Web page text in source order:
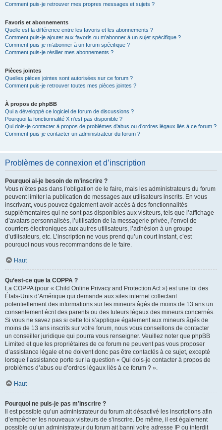
Comment puis-je retrouver mes propres messages et sujets ?
Favoris et abonnements
Quelle est la différence entre les favoris et les abonnements ?
Comment puis-je ajouter aux favoris ou m’abonner à un sujet spécifique ?
Comment puis-je m’abonner à un forum spécifique ?
Comment puis-je résilier mes abonnements ?
Pièces jointes
Quelles pièces jointes sont autorisées sur ce forum ?
Comment puis-je retrouver toutes mes pièces jointes ?
À propos de phpBB
Qui a développé ce logiciel de forum de discussions ?
Pourquoi la fonctionnalité X n’est pas disponible ?
Qui dois-je contacter à propos de problèmes d’abus ou d’ordres légaux liés à ce forum ?
Comment puis-je contacter un administrateur du forum ?
Problèmes de connexion et d’inscription
Pourquoi ai-je besoin de m’inscrire ?
Vous n’êtes pas dans l’obligation de le faire, mais les administrateurs du forum
peuvent limiter la publication de messages aux utilisateurs inscrits. En vous
inscrivant, vous pouvez également avoir accès à des fonctionnalités
supplémentaires qui ne sont pas disponibles aux visiteurs, tels que l’affichage
d’avatars personnalisés, l’utilisation de la messagerie privée, l’envoi de
courriers électroniques aux autres utilisateurs, l’adhésion à un groupe
d’utilisateurs, etc. L’inscription ne vous prend qu’un court instant, c’est
pourquoi nous vous recommandons de le faire.
Haut
Qu’est-ce que la COPPA ?
La COPPA (pour « Child Online Privacy and Protection Act ») est une loi des
États-Unis d’Amérique qui demande aux sites internet collectant
potentiellement des informations sur les mineurs âgés de moins de 13 ans un
consentement écrit des parents ou des tuteurs légaux des mineurs concernés.
Si vous ne savez pas si cette loi s’applique également aux mineurs âgés de
moins de 13 ans inscrits sur votre forum, nous vous conseillons de contacter
un conseiller juridique qui pourra vous renseigner. Veuillez noter que phpBB
Limited et que les propriétaires de ce forum ne peuvent pas vous proposer
d’assistance légale et ne doivent donc pas être contactés à ce sujet, excepté
lorsque l’assistance porte sur la question « Qui dois-je contacter à propos de
problèmes d’abus ou d’ordres légaux liés à ce forum ? ».
Haut
Pourquoi ne puis-je pas m’inscrire ?
Il est possible qu’un administrateur du forum ait désactivé les inscriptions afin
d’empêcher les nouveaux visiteurs de s’inscrire. De même, il est également
possible qu’un administrateur du forum ait banni votre adresse IP ou interdit